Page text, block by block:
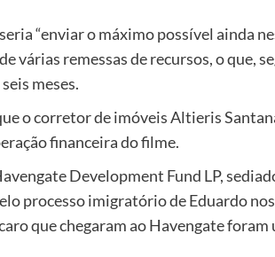
“enviar o máximo possível ainda
várias remessas de recursos, o que,
meses.
o corretor de imóveis Altieris
financeira do filme.
Development Fund LP,
processo imigratório de Eduardo
que chegaram ao Havengate foram